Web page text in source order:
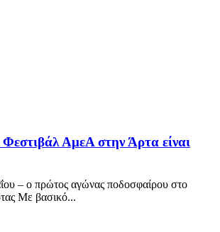
ΑμεΑ στην Άρτα είναι
– ο πρώτος αγώνας ποδοσφαίρου στο
Με βασικό...